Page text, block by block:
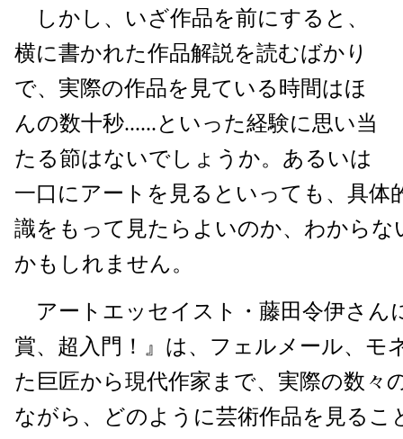
しかし、いざ作品を前にすると、
横に書かれた作品解説を読むばかり
で、実際の作品を見ている時間はほ
んの数十秒......といった経験に思い当
たる節はないでしょうか。あるいは
一口にアートを見るといっても、具体
識をもって見たらよいのか、わからな
かもしれません。
アートエッセイスト・藤田令伊さん
賞、超入門！』は、フェルメール、モ
た巨匠から現代作家まで、実際の数々
ながら、どのように芸術作品を見るこ